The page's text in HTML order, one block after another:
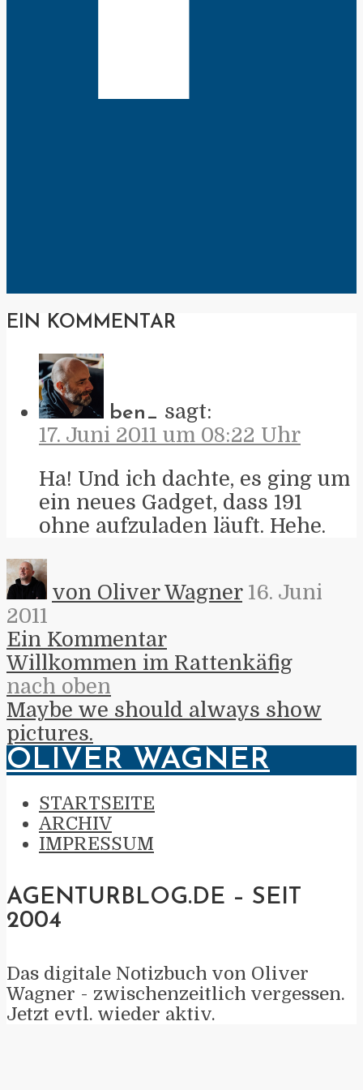
EIN KOMMENTAR
ben_ sagt:
17. Juni 2011 um 08:22 Uhr
Ha! Und ich dachte, es ging um
ein neues Gadget, dass 191
ohne aufzuladen läuft. Hehe.
von Oliver Wagner 16. Juni
2011
Ein Kommentar
Willkommen im Rattenkäfig
nach oben
Maybe we should always show
pictures.
OLIVER WAGNER
STARTSEITE
ARCHIV
IMPRESSUM
AGENTURBLOG.DE – SEIT
2004
Das digitale Notizbuch von Oliver
Wagner - zwischenzeitlich vergessen.
Jetzt evtl. wieder aktiv.